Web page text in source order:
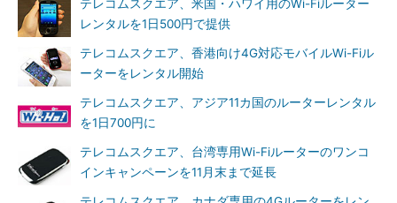
テレコムスクエア、米国・ハワイ用のWi-Fiルーター
レンタルを1日500円で提供
テレコムスクエア、香港向け4G対応モバイルWi-Fiル
ーターをレンタル開始
テレコムスクエア、アジア11カ国のルーターレンタル
を1日700円に
テレコムスクエア、台湾専用Wi-Fiルーターのワンコ
インキャンペーンを11月末まで延長